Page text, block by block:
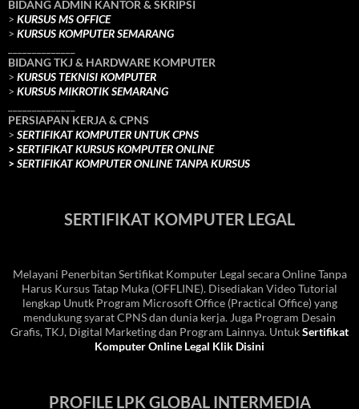
BIDANG ADMIN KANTOR & SKRIPSI
> KURSUS MS OFFICE
> KURSUS KOMPUTER SEMARANG
BIDANG TKJ & HARDWARE KOMPUTER
> KURSUS TEKNISI KOMPUTER
> KURSUS MIKROTIK SEMARANG
PERSIAPAN KERJA & CPNS
> SERTIFIKAT KOMPUTER UNTUK CPNS
> SERTIFIKAT KURSUS KOMPUTER ONLINE
> SERTIFIKAT KOMPUTER ONLINE TANPA KURSUS
SERTIFIKAT KOMPUTER LEGAL
Melayani Penerbitan Sertifikat Komputer Legal secara Online Tanpa
Harus Kursus Tatap Muka (OFFLINE). Disediakan Video Tutorial
lengkap Unutk Program Microsoft Office (Practical Office) yang
mendukung syarat CPNS dan dunia kerja. Juga Program Desain
Grafis, TKJ, Digital Marketing dan Program Lainnya. UntukSertifikat
Komputer Online Legal Klik Disini
PROFILE LPK GLOBAL INTERMEDIA